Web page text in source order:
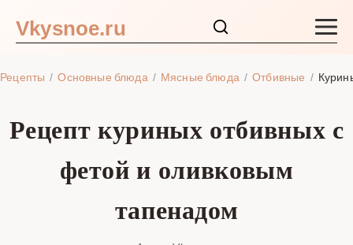
Vkysnoe.ru
Рецепты Основные блюда Мясные блюда Отбивные
Рецепт куриных отбивных с
фетой и оливковым
тапенадом